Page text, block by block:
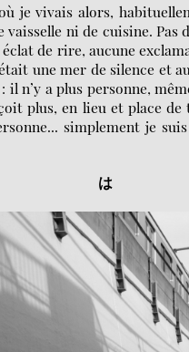
je vivais alors,
ni de cuisine.
de rire, aucune
une mer de silence et
il n’y a plus personne,
plus, en lieu et place
simplement je
は